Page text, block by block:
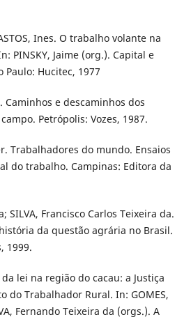
Ines. O trabalho volante na
PINSKY, Jaime (org.). Capital e
Paulo: Hucitec, 1977
Caminhos e descaminhos dos
Petrópolis: Vozes, 1987.
Trabalhadores do mundo. Ensaios
do trabalho. Campinas: Editora da
SILVA, Francisco Carlos Teixeira da.
da questão agrária no Brasil.
1999.
lei na região do cacau: a Justiça
do Trabalhador Rural. In: GOMES,
Fernando Teixeira da (orgs.). A